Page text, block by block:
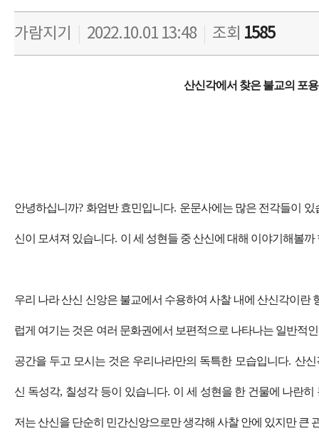
가람지기 2022.10.01 13:48 조회 1585
산신각에서 찾은 불교의 포
안녕하십니까? 화엄반 효민입니다. 운문사에는 많은 전각들이 있
신이 모셔져 있습니다. 이 세 성현들 중 산신에 대해 이야기해볼까
우리 나라 산신 신앙은 불교에서 수용하여 사찰 내에 산신각이란
럽게 여기는 것은 여러 문화권에서 보편적으로 나타나는 일반적
공간을 두고 모시는 것은 우리나라만의 독특한 모습입니다. 산신
신 독성각, 칠성각 등이 있습니다. 이 세 성현을 한 건물에 나란
저는 산신을 단순히 민간신앙으로만 생각해 사찰 안에 있지만 큰